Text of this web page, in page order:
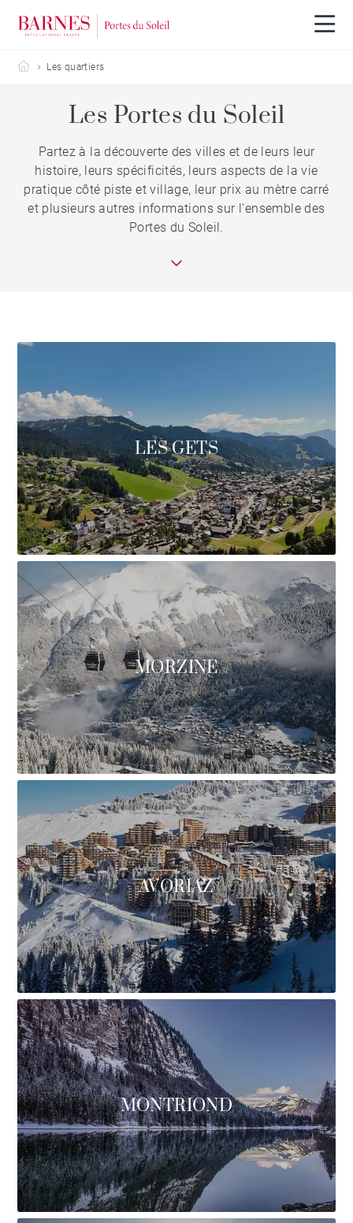
Barnes Portes du Soleil
Les quartiers
Les Portes du Soleil
Partez à la découverte des villes et de leurs leur
histoire, leurs spécificités, leurs aspects de la vie
pratique côté piste et village, leur prix au mètre carré
et plusieurs autres informations sur l'ensemble des
Portes du Soleil.
LES GETS
MORZINE
AVORIAZ
MONTRIOND